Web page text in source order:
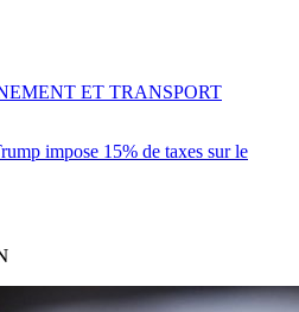
impose 15% de taxes sur le
ET TRANSPORT